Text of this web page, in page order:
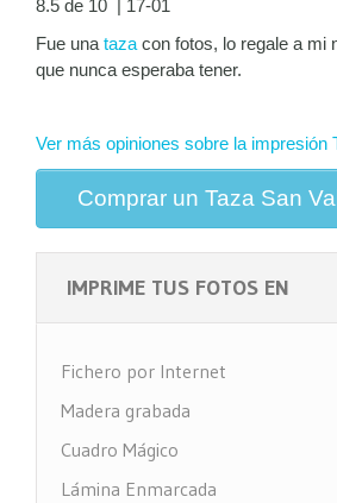
8.5 de 10 | 17-01
Fue una taza con fotos, lo regale a mi
que nunca esperaba tener.
Ver más opiniones sobre la impresión
Comprar un Taza San
IMPRIME TUS FOTOS EN
Fichero por Internet
Madera grabada
Cuadro Mágico
Lámina Enmarcada